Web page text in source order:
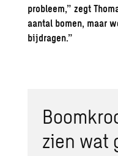
probleem,” zegt
aantal bomen, maar
bijdragen.”
zien wat